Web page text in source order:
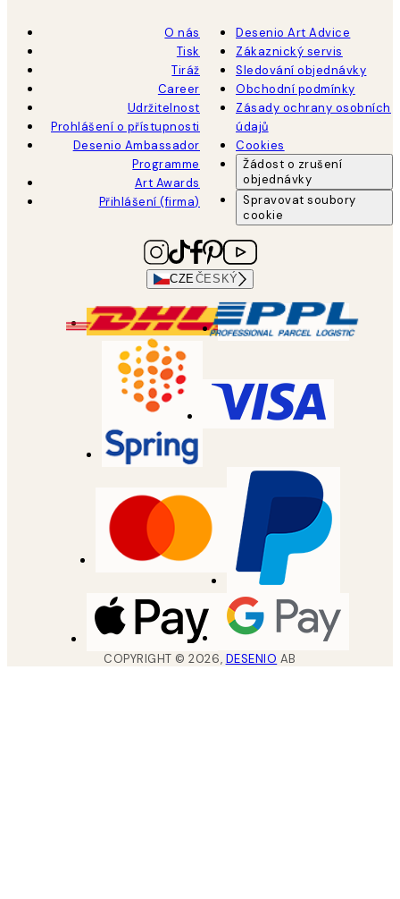
O nás
Tisk
Tiráž
Career
Udržitelnost
Prohlášení o přístupnosti
Desenio Ambassador
Programme
Art Awards
Přihlášení (firma)
Desenio Art Advice
Zákaznický servis
Sledování objednávky
Obchodní podmínky
Zásady ochrany osobních
údajů
Cookies
Žádost o zrušení
objednávky
Spravovat soubory
cookie
CZEČESKÝ
COPYRIGHT ©2026, DESENIO AB